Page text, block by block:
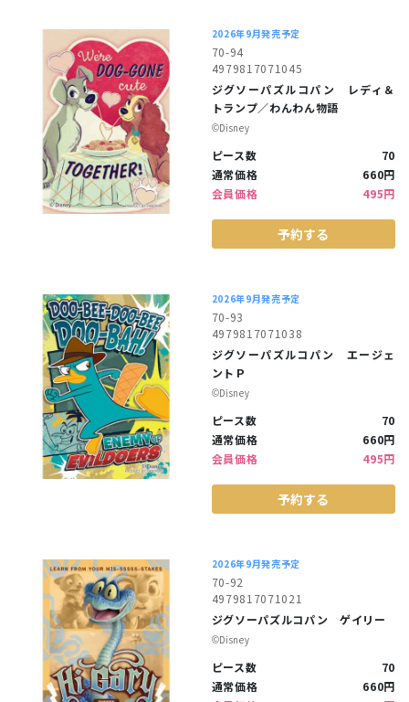
2026年9月発売予定
70-94
4979817071045
ジグソーパズルコパン レディ＆
トランプ／わんわん物語
©︎Disney
ピース数
70
通常価格
660円
会員価格
495円
予約する
2026年9月発売予定
70-93
4979817071038
ジグソーパズルコパン エージェ
ントＰ
©︎Disney
ピース数
70
通常価格
660円
会員価格
495円
予約する
2026年9月発売予定
70-92
4979817071021
ジグソーパズルコパン ゲイリー
©︎Disney
ピース数
70
通常価格
660円